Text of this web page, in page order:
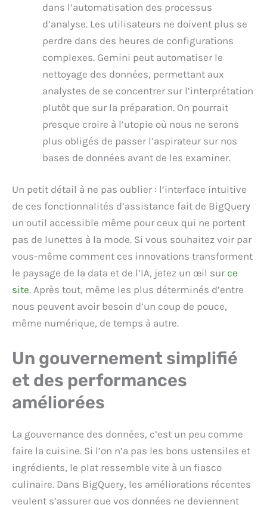
dans l’automatisation des processus
d’analyse. Les utilisateurs ne doivent plus se
perdre dans des heures de configurations
complexes. Gemini peut automatiser le
nettoyage des données, permettant aux
analystes de se concentrer sur l’interprétation
plutôt que sur la préparation. On pourrait
presque croire à l’utopie où nous ne serons
plus obligés de passer l’aspirateur sur nos
bases de données avant de les examiner.
Un petit détail à ne pas oublier : l’interface intuitive
de ces fonctionnalités d’assistance fait de BigQuery
un outil accessible même pour ceux qui ne portent
pas de lunettes à la mode. Si vous souhaitez voir par
vous-même comment ces innovations transforment
le paysage de la data et de l’IA, jetez un œil sur ce
site. Après tout, même les plus déterminés d’entre
nous peuvent avoir besoin d’un coup de pouce,
même numérique, de temps à autre.
Un gouvernement simplifié
et des performances
améliorées
La gouvernance des données, c’est un peu comme
faire la cuisine. Si l’on n’a pas les bons ustensiles et
ingrédients, le plat ressemble vite à un fiasco
culinaire. Dans BigQuery, les améliorations récentes
veulent s’assurer que vos données ne deviennent